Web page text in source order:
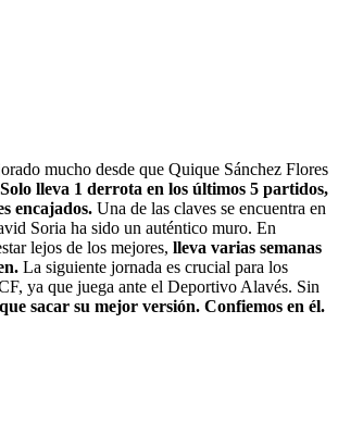
mucho desde que Quique Sánchez Flores
Solo lleva 1 derrota en los últimos 5 partidos,
encajados. Una de las claves se encuentra en
Soria ha sido un auténtico muro. En
lejos de los mejores, lleva varias semanas
La siguiente jornada es crucial para los
ya que juega ante el Deportivo Alavés. Sin
sacar su mejor versión. Confiemos en él.